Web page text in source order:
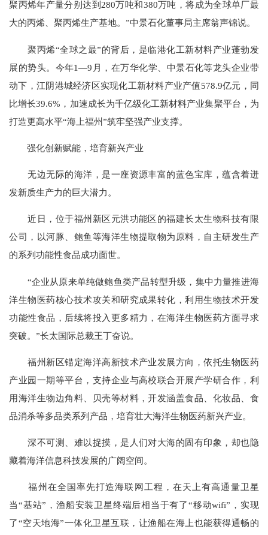
聚丙烯年产量分别达到280万吨和380万吨，将成为全球单厂最
大的丙烯、聚丙烯生产基地。”中景石化董事局主席翁声锦说。
聚丙烯“全球之最”的背后，是临港化工新材料产业蓬勃发
展的势头。今年1—9月，在万华化学、中景石化等龙头企业带
动下，江阴港城经济区实现化工新材料产业产值578.9亿元，同
比增长39.6%，加速成长为千亿级化工新材料产业集聚平台，为
打造更高水平“海上福州”筑牢坚强产业支撑。
强化创新赋能，培育新兴产业
无边无际的海洋，是一座资源丰富的蓝色宝库，蕴含着迸
发新质生产力的巨大潜力。
近日，位于福州新区元洪功能区的福建长太生物科技有限
公司，以河豚、鲍鱼等海洋生物提取物为原料，自主研发生产
的系列功能性食品成功面世。
“企业从原来单纯做鲍鱼类产品转型升级，集中力量推进海
洋生物医药核心技术攻关和研究成果转化，利用生物技术开发
功能性食品，后续将投入更多精力，在海洋生物医药方面寻求
突破。”长太国际总裁王丁奋说。
福州新区锚定海洋高新技术产业发展方向，依托生物医药
产业园一期等平台，支持企业与高校联合开展产学研合作，利
用海洋生物边角料、贝壳等材料，开发涵盖食品、化妆品、食
品消杀等多品类系列产品，培育壮大海洋生物医药新兴产业。
深不可测、难以捉摸，是人们对大海的固有印象，却也隐
藏着海洋信息科技发展的广阔空间。
福州在全国率先打造海联网工程，在天上有高通量卫星
当“基站”，渔船安装卫星终端后相当于有了“移动wifi”，实现
了“空天地海”一体化卫星互联，让渔船在海上也能获得通畅的